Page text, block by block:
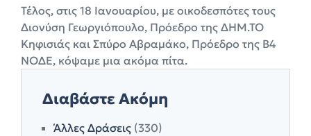
Τέλος, στις 18 Ιανουαρίου, με οικοδεσπότες τους
Διονύση Γεωργιόπουλο, Πρόεδρο της ΔΗΜ.ΤΟ
Κηφισιάς και Σπύρο Αβραμάκο, Πρόεδρο της Β4
ΝΟΔΕ, κόψαμε μια ακόμα πίτα.
Διαβάστε Ακόμη
Άλλες Δράσεις (330)